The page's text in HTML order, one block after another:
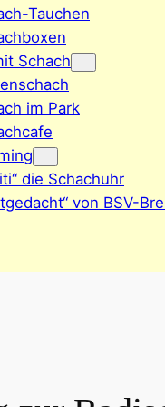
Tauchen
Schach
im Park
die Schachuhr
von BSV-